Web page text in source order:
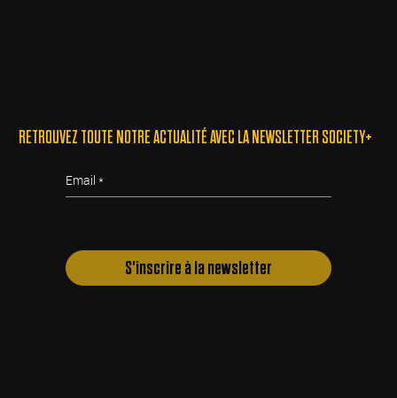
RETROUVEZ TOUTE NOTRE ACTUALITÉ AVEC LA NEWSLETTER SOCIETY+
Email
S'inscrire à la newsletter